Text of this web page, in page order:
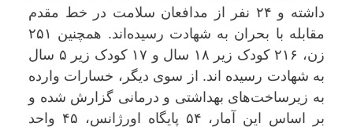
داشته و ۲۴ نفر از مدافعان سلامت در خط مقدم
مقابله با بحران به شهادت رسیده‌اند. همچنین ۲۵۱
زن، ۲۱۶ کودک زیر ۱۸ سال و ۱۷ کودک زیر ۵ سال
به شهادت رسیده اند. از سوی دیگر، خسارات وارده
به زیرساخت‌های بهداشتی و درمانی گزارش شده و
بر اساس این آمار، ۵۴ پایگاه اورژانس، ۴۵ واحد